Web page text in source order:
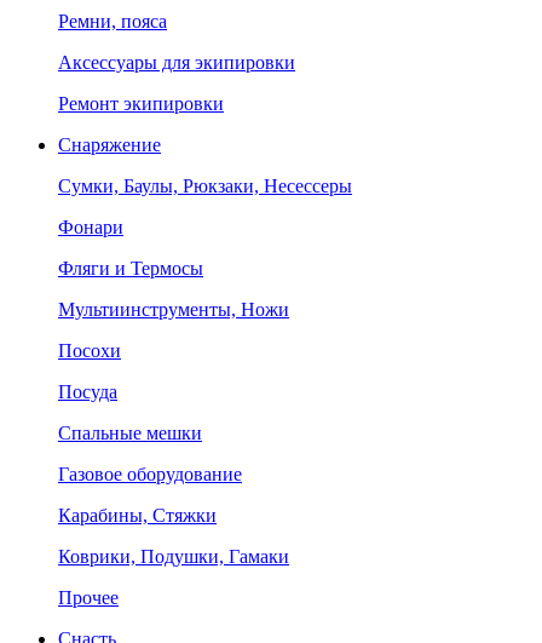
Ремни, пояса
Аксессуары для экипировки
Ремонт экипировки
Снаряжение
Сумки, Баулы, Рюкзаки, Несессеры
Фонари
Фляги и Термосы
Мультиинструменты, Ножи
Посохи
Посуда
Спальные мешки
Газовое оборудование
Карабины, Стяжки
Коврики, Подушки, Гамаки
Прочее
Снасть